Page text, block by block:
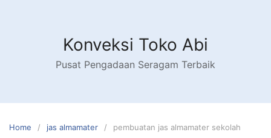
Konveksi Toko Abi
Pusat Pengadaan Seragam Terbaik
Home jas almamater pembuatan jas almamater sekolah